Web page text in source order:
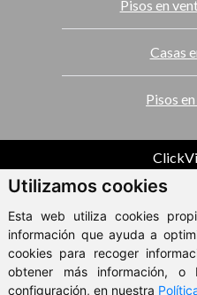
Utilizamos cookies
Esta web utiliza cookies
información que ayuda a
cookies para recoger
obtener más información, o
configuración, en nuestra
Pisos en
Casas
Pisos
© 2026 -